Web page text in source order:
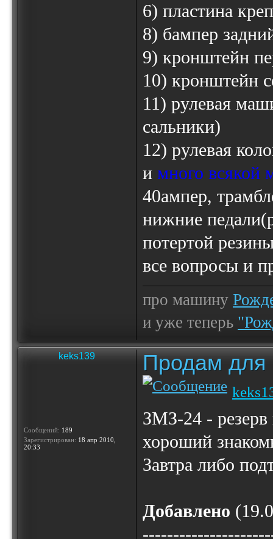
6) пластина
8) бампер
9) кронштейн
10) кронштейн
11) рулевая
сальники)
12) рулевая
и много всякой
40ампер,
нижние
потертой
все вопросы и
про машину
и уже теперь
keks139
Сообщений: 189
Зарегистрирован: 18 апр 2010,
20:33
Продам
ЗМЗ-24 - резерв
хороший
Завтра либо
Добавлено